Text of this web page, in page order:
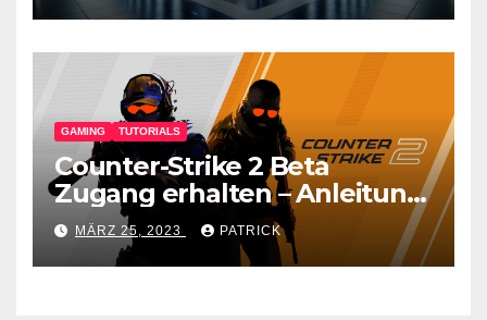
GAMING TUTORIALS
Counter-Strike 2 Beta
Zugang erhalten – Anleitung
für den CS GO Nachfolger
MÄRZ 25, 2023 PATRICK